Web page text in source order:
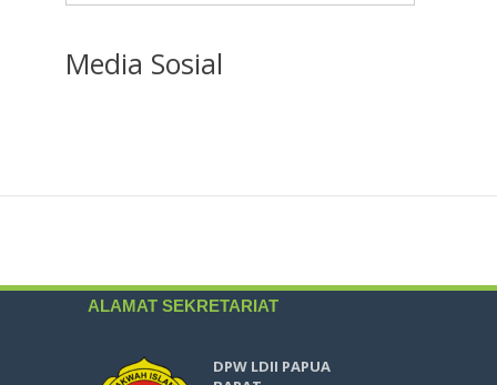
Media Sosial
ALAMAT SEKRETARIAT
DPW LDII PAPUA